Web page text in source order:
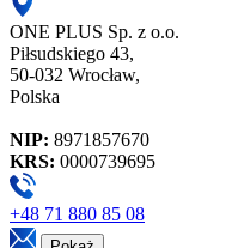
ONE PLUS Sp. z o.o.
Piłsudskiego 43,
50-032 Wrocław,
Polska
NIP: 8971857670
KRS: 0000739695
+48 71 880 85 08